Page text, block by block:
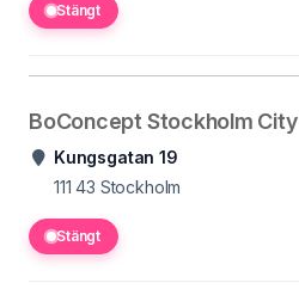
Stängt
BoConcept Stockholm City
Kungsgatan 19
111 43 Stockholm
Stängt